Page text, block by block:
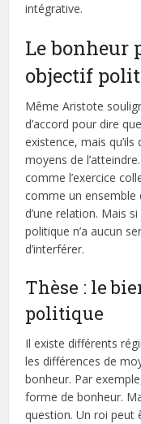
intégrative.
Le bonheur
objectif
Même Aristote
d’accord pour dire
existence, mais
moyens de
comme l’exercice
comme un ensemble
d’une relation. Mais
politique n’a aucun
d’interférer.
Thèse : le
politique
Il existe différents
les différences de
bonheur. Par
forme de bonheur.
question. Un roi peut